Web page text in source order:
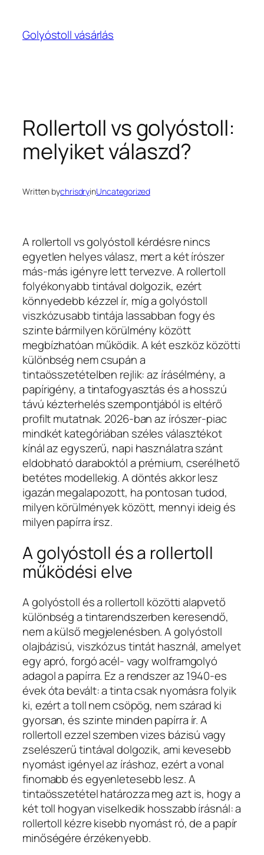
tartalomhoz
Golyóstoll vásárlás
Rollertoll vs golyóstoll:
melyiket válaszd?
Written bychrisdryinUncategorized
A rollertoll vs golyóstoll kérdésre nincs
egyetlen helyes válasz, mert a két írószer
más-más igényre lett tervezve. A rollertoll
folyékonyabb tintával dolgozik, ezért
könnyedebb kézzel ír, míg a golyóstoll
viszkózusabb tintája lassabban fogy és
szinte bármilyen körülmény között
megbízhatóan működik. A két eszköz közötti
különbség nem csupán a
tintaösszetételben rejlik: az írásélmény, a
papírigény, a tintafogyasztás és a hosszú
távú kézterhelés szempontjából is eltérő
profilt mutatnak. 2026-ban az írószer-piac
mindkét kategóriában széles választékot
kínál az egyszerű, napi használatra szánt
eldobható daraboktól a prémium, cserélhető
betétes modellekig. A döntés akkor lesz
igazán megalapozott, ha pontosan tudod,
milyen körülmények között, mennyi ideig és
milyen papírra írsz.
A golyóstoll és a rollertoll
működési elve
A golyóstoll és a rollertoll közötti alapvető
különbség a tintarendszerben keresendő,
nem a külső megjelenésben. A golyóstoll
olajbázisú, viszkózus tintát használ, amelyet
egy apró, forgó acél- vagy wolframgolyó
adagol a papírra. Ez a rendszer az 1940-es
évek óta bevált: a tinta csak nyomásra folyik
ki, ezért a toll nem csöpög, nem szárad ki
gyorsan, és szinte minden papírra ír. A
rollertoll ezzel szemben vizes bázisú vagy
zselészerű tintával dolgozik, ami kevesebb
nyomást igényel az íráshoz, ezért a vonal
finomabb és egyenletesebb lesz. A
tintaösszetétel határozza meg azt is, hogy a
két toll hogyan viselkedik hosszabb írásnál: a
rollertoll kézre kisebb nyomást ró, de a papír
minőségére érzékenyebb.